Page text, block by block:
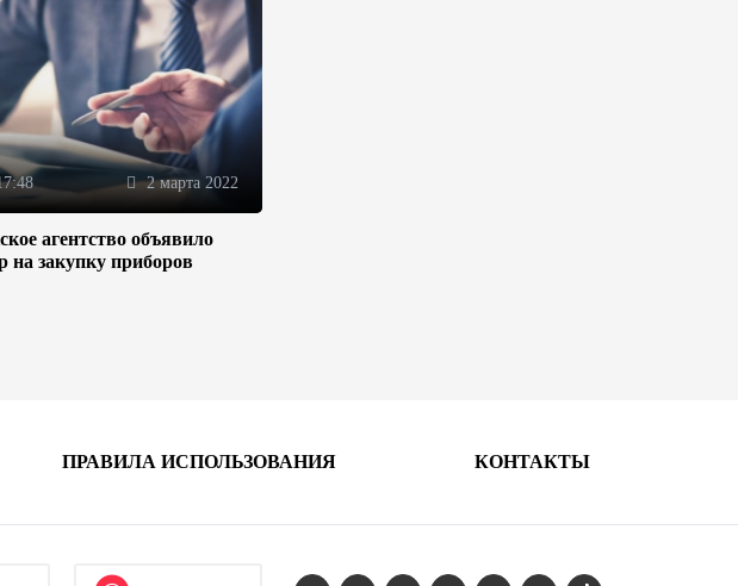
2 марта 2022
агентство объявило
на закупку приборов
Казахстан расширит меры
продвижения экспорта
22:22 5 августа 2026
ПРАВИЛА ИСПОЛЬЗОВАНИЯ КОНТАКТЫ